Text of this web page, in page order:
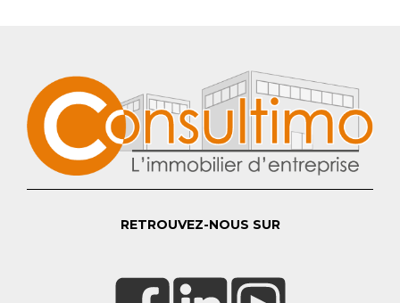
RETROUVEZ-NOUS SUR